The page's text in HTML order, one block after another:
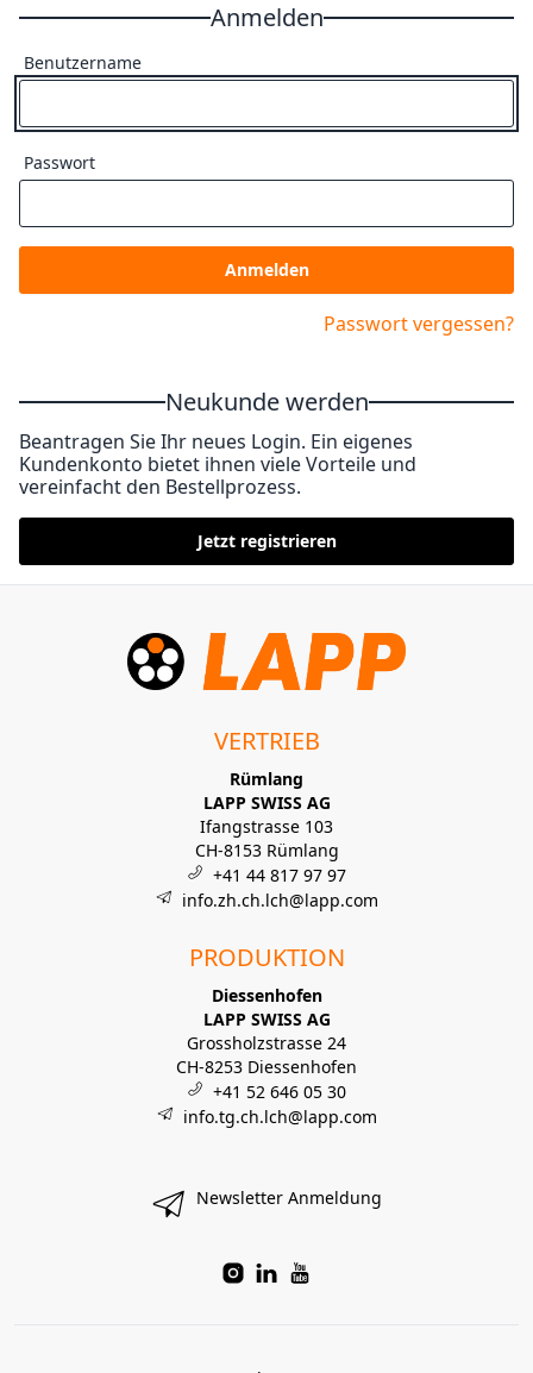
Anmelden
Benutzername
Passwort
Anmelden
Passwort vergessen?
Neukunde werden
Beantragen Sie Ihr neues Login. Ein eigenes
Kundenkonto bietet ihnen viele Vorteile und
vereinfacht den Bestellprozess.
Jetzt registrieren
VERTRIEB
Rümlang
LAPP SWISS AG
Ifangstrasse 103
CH-8153 Rümlang
+41 44 817 97 97
info.zh.ch.lch@lapp.com
PRODUKTION
Diessenhofen
LAPP SWISS AG
Grossholzstrasse 24
CH-8253 Diessenhofen
+41 52 646 05 30
info.tg.ch.lch@lapp.com
Newsletter Anmeldung